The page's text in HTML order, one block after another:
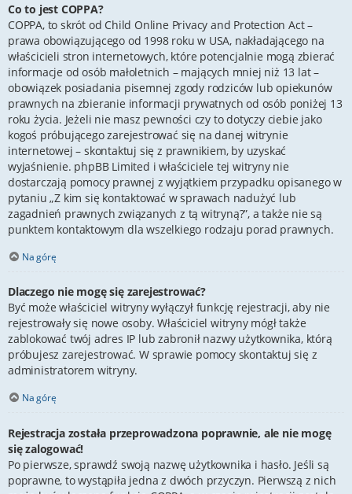
Co to jest COPPA?
COPPA, to skrót od Child Online Privacy and Protection Act –
prawa obowiązującego od 1998 roku w USA, nakładającego na
właścicieli stron internetowych, które potencjalnie mogą zbierać
informacje od osób małoletnich – mających mniej niż 13 lat –
obowiązek posiadania pisemnej zgody rodziców lub opiekunów
prawnych na zbieranie informacji prywatnych od osób poniżej 13
roku życia. Jeżeli nie masz pewności czy to dotyczy ciebie jako
kogoś próbującego zarejestrować się na danej witrynie
internetowej – skontaktuj się z prawnikiem, by uzyskać
wyjaśnienie. phpBB Limited i właściciele tej witryny nie
dostarczają pomocy prawnej z wyjątkiem przypadku opisanego w
pytaniu „Z kim się kontaktować w sprawach nadużyć lub
zagadnień prawnych związanych z tą witryną?”, a także nie są
punktem kontaktowym dla wszelkiego rodzaju porad prawnych.
Na górę
Dlaczego nie mogę się zarejestrować?
Być może właściciel witryny wyłączył funkcję rejestracji, aby nie
rejestrowały się nowe osoby. Właściciel witryny mógł także
zablokować twój adres IP lub zabronił nazwy użytkownika, którą
próbujesz zarejestrować. W sprawie pomocy skontaktuj się z
administratorem witryny.
Na górę
Rejestracja została przeprowadzona poprawnie, ale nie mogę
się zalogować!
Po pierwsze, sprawdź swoją nazwę użytkownika i hasło. Jeśli są
poprawne, to wystąpiła jedna z dwóch przyczyn. Pierwszą z nich